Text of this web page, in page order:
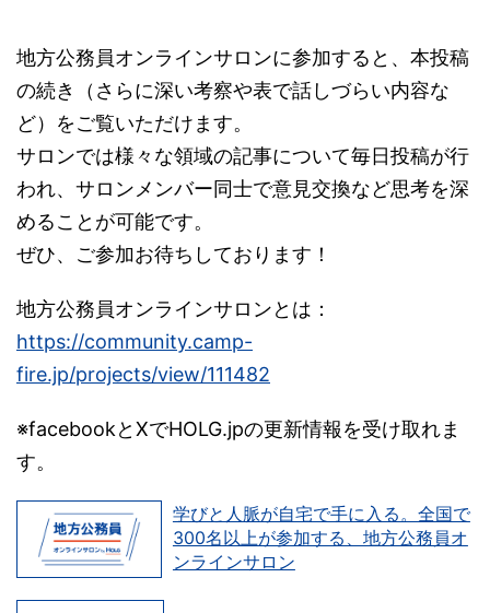
地方公務員オンラインサロンに参加すると、本投稿
の続き（さらに深い考察や表で話しづらい内容な
ど）をご覧いただけます。
サロンでは様々な領域の記事について毎日投稿が行
われ、サロンメンバー同士で意見交換など思考を深
めることが可能です。
ぜひ、ご参加お待ちしております！
地方公務員オンラインサロンとは：
https://community.camp-
fire.jp/projects/view/111482
※facebookとXでHOLG.jpの更新情報を受け取れま
す。
学びと人脈が自宅で手に入る。全国で
300名以上が参加する、地方公務員オ
ンラインサロン